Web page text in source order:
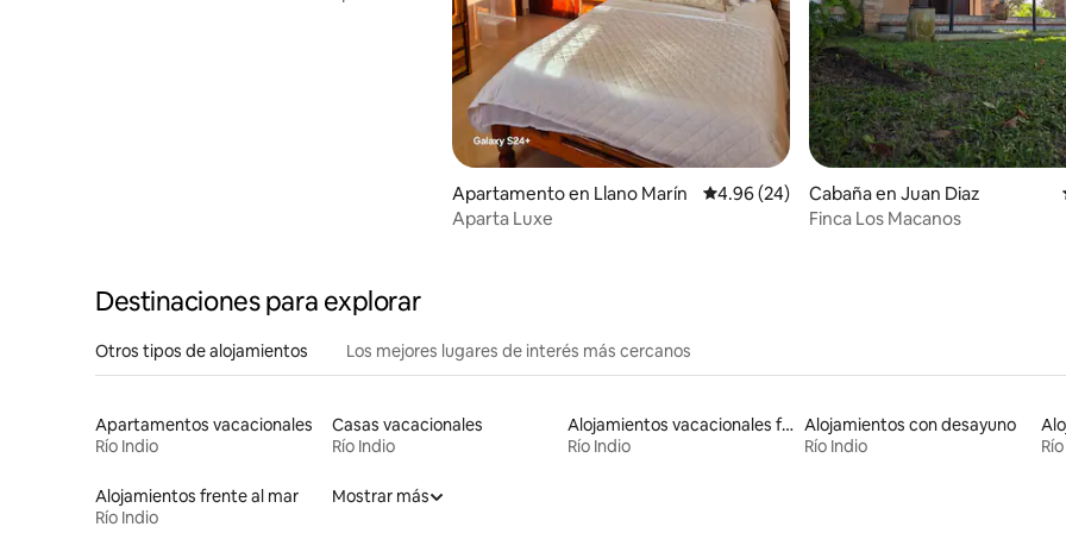
Apartamento en Llano Marín Calificación promedio: 4.96 de 5, 24 reseñas
4.96 (24)
Aparta Luxe
Cabaña en Juan Diaz
Finca Los Macanos
Destinaciones para explorar
Otros tipos de alojamientos Los mejores lugares de interés más cercanos
Apartamentos vacacionales
Río Indio
Casas vacacionales
Río Indio
Alojamientos vacacionales frente a la playa
Río Indio
Alojamientos con desayuno
Río Indio
Alojamientos frente al mar
Río Indio
Mostrar más